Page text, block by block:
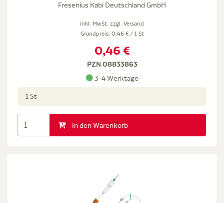
Fresenius Kabi Deutschland GmbH
inkl. MwSt. zzgl. Versand
Grundpreis: 0,46 € / 1 St
0,46 €
PZN 08833863
3-4 Werktage
1 St
In den Warenkorb